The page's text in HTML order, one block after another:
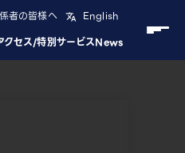
クセス/特別サービスNews
者の皆様へ English